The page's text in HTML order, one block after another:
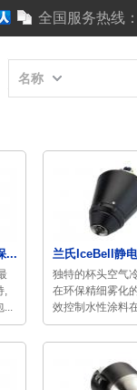
全国服务热线：
名称
...
,
...
兰氏IceBell静
独特的杯头空气
在环保精细雾化
效控制水性涂料